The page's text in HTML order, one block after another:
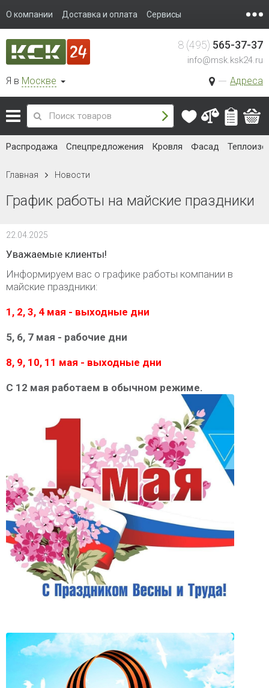
О компании Доставка и оплата Сервисы
Я в Москве Адреса
8 (495) 565-37-37
info@msk.ksk24.ru
Распродажа Спецпредложения Кровля Фасад
Главная Новости
График работы на майские праздники
22.04.2025
Уважаемые клиенты!
Информируем вас о графике работы компании в
майские праздники:
1, 2, 3, 4 мая - выходные дни
5, 6, 7 мая - рабочие дни
8, 9, 10, 11 мая - выходные дни
С 12 мая работаем в обычном режиме.